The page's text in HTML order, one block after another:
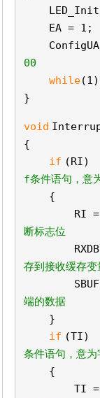
EA
00
while
}
void
{
if
f条件语句，意
{
断标志位
存到接收缓存变
端的数据
}
if
条件语句，意
{